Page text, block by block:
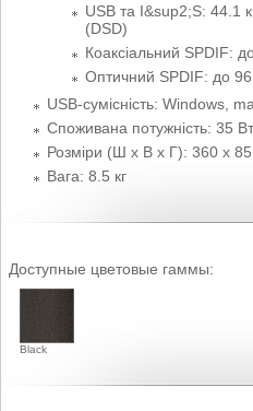
USB та I&sup2;S: 44.1
(DSD)
Коаксіальний SPDIF:
Оптичний SPDIF: до
USB-сумісність: Windows,
Споживана потужність: 35 Вт
Розміри (Ш х В х Г): 360 x
Вага: 8.5 кг
Доступные цветовые гаммы:
Black